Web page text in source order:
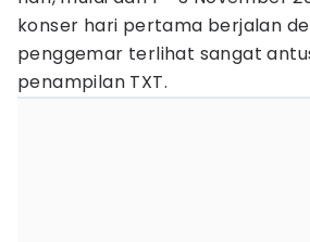
konser hari pertama berjalan
penggemar terlihat sangat
penampilan TXT.